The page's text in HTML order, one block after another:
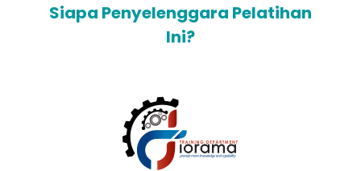
Siapa Penyelenggara Pelatihan
Ini?